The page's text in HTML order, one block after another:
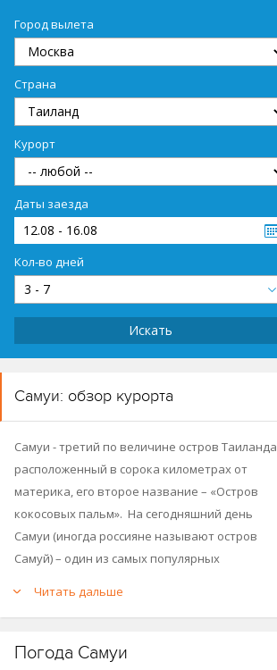
Город вылета
Страна
Курорт
Даты заезда
12.08 - 16.08
Кол-во дней
3 - 7
Искать
Самуи: обзор курорта
Самуи - третий по величине остров Таиланда,
расположенный в сорока километрах от
материка, его второе название – «Остров
кокосовых пальм». На сегодняшний день
Самуи (иногда россияне называют остров
Самуй) – один из самых популярных
острова, его прекрасные виллы и уютные
ветвями, всегда готовы принять гостей.
Читать дальше
Погода Самуи